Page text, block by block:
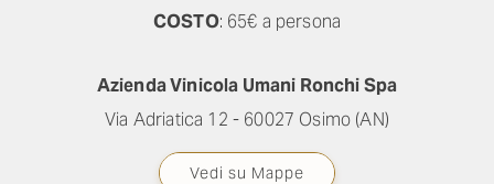
COSTO: 65€ a persona
Azienda Vinicola Umani Ronchi Spa
Via Adriatica 12 - 60027 Osimo (AN)
Vedi su Mappe